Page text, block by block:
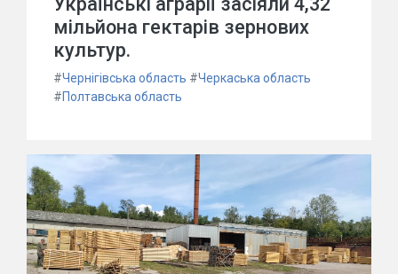
мільйона гектарів зернових
культур.
#Чернігівська область #Черкаська область
#Полтавська область